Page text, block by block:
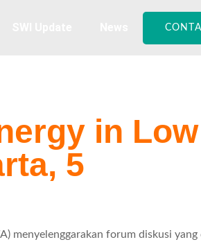
in Low
5
menyelenggarakan forum diskusi